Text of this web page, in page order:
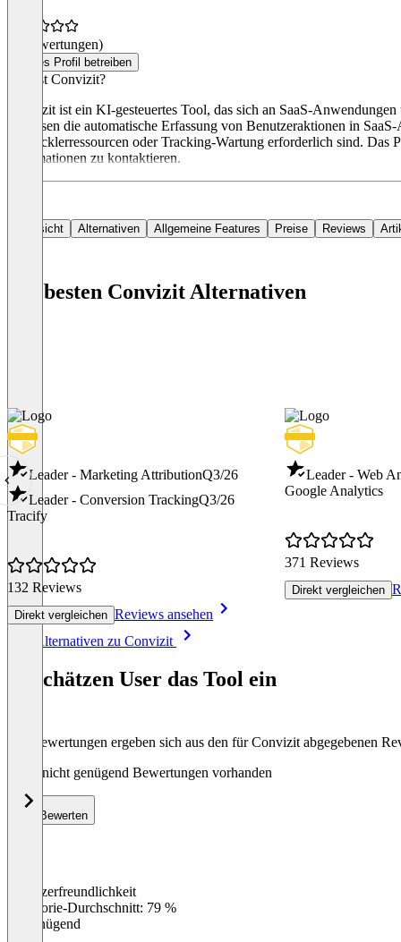
(0 Bewertungen)
Dieses Profil betreiben
Was ist Convizit?
Convizit ist ein KI-gesteuertes Tool, das sich an SaaS-
umfassen die automatische Erfassung von Benutzeraktionen in
Entwicklerressourcen oder Tracking-Wartung erforderlich sind.
Informationen zu kontaktieren.
Übersicht Alternativen Allgemeine Features Preise Reviews
Die besten Convizit Alternativen
Leader - Marketing AttributionQ3/26
Leader - Conversion TrackingQ3/26
Tracify
132 Reviews
Direkt vergleichen Reviews ansehen
Leader - Web
Google Analytics
371 Reviews
Direkt vergleichen
Alle Alternativen zu Convizit
So schätzen User das Tool ein
Die Bewertungen ergeben sich aus den für Convizit abgegebenen
Noch nicht genügend Bewertungen vorhanden
Bewerten
Benutzerfreundlichkeit
Kategorie-Durchschnitt: 79 %
Ungenügend